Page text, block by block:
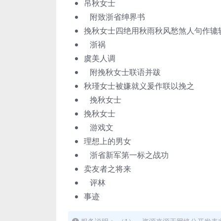
吊秋女士
附致浙省绅界书
挽秋女士四绝用秋雨秋风愁煞人句作辘
浙祸
虞美人调
附挽秋女士联语并跋
秋瑾女士被嫌就义爰作联以挽之
挽秋女士
挽秋女士
游戏文
理想上的男女
浙省新军第一标之战功
卖友者之将来
评林
事迹